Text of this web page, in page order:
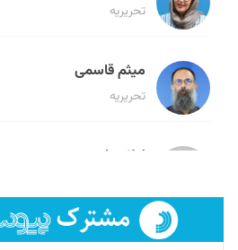
تحریریه
میثم قاسمی
تحریریه
لیلا حنارود
فائزه فتحی رستمی